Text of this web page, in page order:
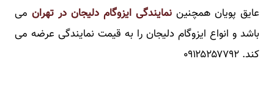
عایق پویان همچنین نمایندگی ایزوگام دلیجان در تهران می
باشد و انواع ایزوگام دلیجان را به قیمت نمایندگی عرضه می
کند. ۰۹۱۲۵۲۵۷۷۹۲